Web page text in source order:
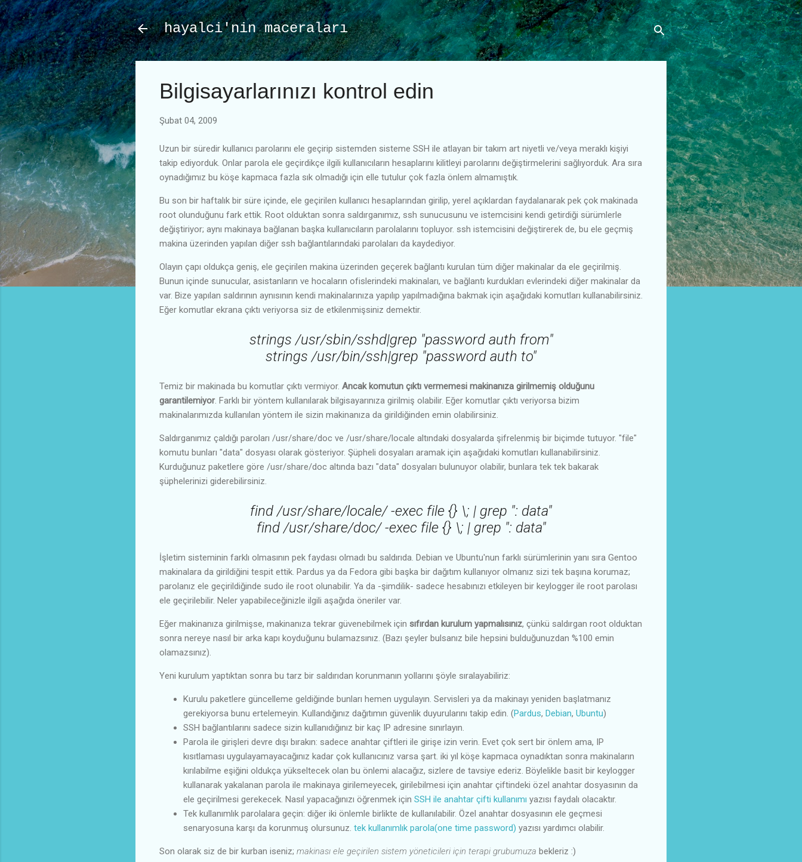
Ana içeriğe atla
hayalci'nin maceraları
Bilgisayarlarınızı kontrol edin
Şubat 04, 2009
Uzun bir süredir kullanıcı parolarını ele geçirip sistemden sisteme SSH ile atlayan bir takım art niyetli ve/veya meraklı kişiyi
takip ediyorduk. Onlar parola ele geçirdikçe ilgili kullanıcıların hesaplarını kilitleyi parolarını değiştirmelerini sağlıyorduk. Ara sıra
oynadığımız bu köşe kapmaca fazla sık olmadığı için elle tutulur çok fazla önlem almamıştık.
Bu son bir haftalık bir süre içinde, ele geçirilen kullanıcı hesaplarından girilip, yerel açıklardan faydalanarak pek çok makinada
root olunduğunu fark ettik. Root olduktan sonra saldırganımız, ssh sunucusunu ve istemcisini kendi getirdiği sürümlerle
değiştiriyor; aynı makinaya bağlanan başka kullanıcıların parolalarını topluyor. ssh istemcisini değiştirerek de, bu ele geçmiş
makina üzerinden yapılan diğer ssh bağlantılarındaki parolaları da kaydediyor.
Olayın çapı oldukça geniş, ele geçirilen makina üzerinden geçerek bağlantı kurulan tüm diğer makinalar da ele geçirilmiş.
Bunun içinde sunucular, asistanların ve hocaların ofislerindeki makinaları, ve bağlantı kurdukları evlerindeki diğer makinalar da
var. Bize yapılan saldırının aynısının kendi makinalarınıza yapılıp yapılmadığına bakmak için aşağıdaki komutları kullanabilirsiniz.
Eğer komutlar ekrana çıktı veriyorsa siz de etkilenmişsiniz demektir.
strings /usr/sbin/sshd|grep "password auth from"
strings /usr/bin/ssh|grep "password auth to"
Temiz bir makinada bu komutlar çıktı vermiyor. Ancak komutun çıktı vermemesi makinanıza girilmemiş olduğunu
garantilemiyor. Farklı bir yöntem kullanılarak bilgisayarınıza girilmiş olabilir. Eğer komutlar çıktı veriyorsa bizim
makinalarımızda kullanılan yöntem ile sizin makinanıza da girildiğinden emin olabilirsiniz.
Saldırganımız çaldığı paroları /usr/share/doc ve /usr/share/locale altındaki dosyalarda şifrelenmiş bir biçimde tutuyor. "file"
komutu bunları "data" dosyası olarak gösteriyor. Şüpheli dosyaları aramak için aşağıdaki komutları kullanabilirsiniz.
Kurduğunuz paketlere göre /usr/share/doc altında bazı "data" dosyaları bulunuyor olabilir, bunlara tek tek bakarak
şüphelerinizi giderebilirsiniz.
find /usr/share/locale/ -exec file {} \; | grep ": data"
find /usr/share/doc/ -exec file {} \; | grep ": data"
İşletim sisteminin farklı olmasının pek faydası olmadı bu saldırıda. Debian ve Ubuntu'nun farklı sürümlerinin yanı sıra Gentoo
makinalara da girildiğini tespit ettik. Pardus ya da Fedora gibi başka bir dağıtım kullanıyor olmanız sizi tek başına korumaz;
parolanız ele geçirildiğinde sudo ile root olunabilir. Ya da -şimdilik- sadece hesabınızı etkileyen bir keylogger ile root parolası
ele geçirilebilir. Neler yapabileceğinizle ilgili aşağıda öneriler var.
Eğer makinanıza girilmişse, makinanıza tekrar güvenebilmek için sıfırdan kurulum yapmalısınız, çünkü saldırgan root olduktan
sonra nereye nasıl bir arka kapı koyduğunu bulamazsınız. (Bazı şeyler bulsanız bile hepsini bulduğunuzdan %100 emin
olamazsınız).
Yeni kurulum yaptıktan sonra bu tarz bir saldırıdan korunmanın yollarını şöyle sıralayabiliriz:
Kurulu paketlere güncelleme geldiğinde bunları hemen uygulayın. Servisleri ya da makinayı yeniden başlatmanız
gerekiyorsa bunu ertelemeyin. Kullandığınız dağıtımın güvenlik duyurularını takip edin. (Pardus, Debian, Ubuntu)
SSH bağlantılarını sadece sizin kullanıdığınız bir kaç IP adresine sınırlayın.
Parola ile girişleri devre dışı bırakın: sadece anahtar çiftleri ile girişe izin verin. Evet çok sert bir önlem ama, IP
kısıtlaması uygulayamayacağınız kadar çok kullanıcınız varsa şart. iki yıl köşe kapmaca oynadıktan sonra makinaların
kırılabilme eşiğini oldukça yükseltecek olan bu önlemi alacağız, sizlere de tavsiye ederiz. Böylelikle basit bir keylogger
kullanarak yakalanan parola ile makinaya girilemeyecek, girilebilmesi için anahtar çiftindeki özel anahtar dosyasının da
ele geçirilmesi gerekecek. Nasıl yapacağınızı öğrenmek için SSH ile anahtar çifti kullanımı yazısı faydalı olacaktır.
Tek kullanımlık parolalara geçin: diğer iki önlemle birlikte de kullanılabilir. Özel anahtar dosyasının ele geçmesi
senaryosuna karşı da korunmuş olursunuz. tek kullanımlık parola(one time password) yazısı yardımcı olabilir.
Son olarak siz de bir kurban iseniz; makinası ele geçirilen sistem yöneticileri için terapi grubumuza bekleriz :)